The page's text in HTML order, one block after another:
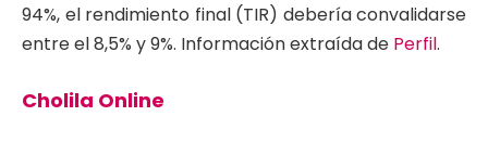
94%, el rendimiento final (TIR) debería convalidarse
entre el 8,5% y 9%. Información extraída de Perfil.
Cholila Online